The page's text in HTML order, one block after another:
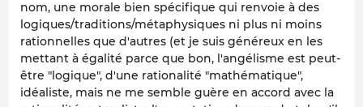
nom, une morale bien spécifique qui renvoie à des
logiques/traditions/métaphysiques ni plus ni moins
rationnelles que d'autres (et je suis généreux en les
mettant à égalité parce que bon, l'angélisme est peut-
être "logique", d'une rationalité "mathématique",
idéaliste, mais ne me semble guère en accord avec la